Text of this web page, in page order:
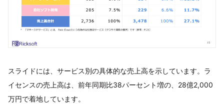
スライドには、サービス別の具体的な売上高を示しています。ラ
イセンスの売上高は、前年同期比38パーセント増の、28億2,000
万円で着地しています。